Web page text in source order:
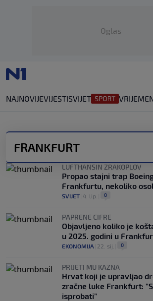
Oglas
NAJNOVIJEVIJESTISVIJET VRIJEME
FRANKFURT
LUFTHANSIN ZRAKOPLOV
Propao stajni trap
Frankfurtu, nekoliko
SVIJET 4. lip. 0
PAPRENE CIFRE
Objavljeno koliko je
u 2025. godini u
EKONOMIJA 22. sij. 0
PRIJETI MU KAZNA
Hrvat koji je upravljao
zračne luke Frankfurt:
isprobati”